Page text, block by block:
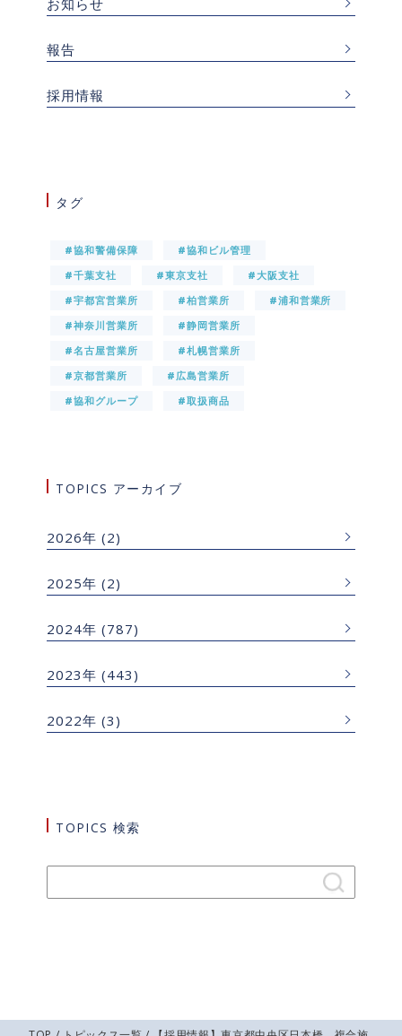
お知らせ
報告
採用情報
タグ
#協和警備保障
#協和ビル管理
#千葉支社
#東京支社
#大阪支社
#宇都宮営業所
#柏営業所
#浦和営業所
#神奈川営業所
#静岡営業所
#名古屋営業所
#札幌営業所
#京都営業所
#広島営業所
#協和グループ
#取扱商品
TOPICS アーカイブ
2026年 (2)
2025年 (2)
2024年 (787)
2023年 (443)
2022年 (3)
TOPICS 検索